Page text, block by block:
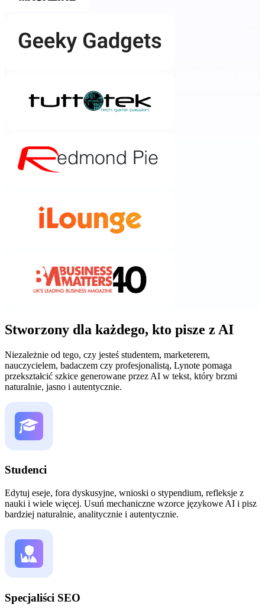
Stworzony dla każdego, kto pisze z AI
Niezależnie od tego, czy jesteś studentem, marketerem,
nauczycielem, badaczem czy profesjonalistą, Lynote pomaga
przekształcić szkice generowane przez AI w tekst, który brzmi
naturalnie, jasno i autentycznie.
Studenci
Edytuj eseje, fora dyskusyjne, wnioski o stypendium, refleksje z
nauki i wiele więcej. Usuń mechaniczne wzorce językowe AI i pisz
bardziej naturalnie, analitycznie i autentycznie.
Specjaliści SEO